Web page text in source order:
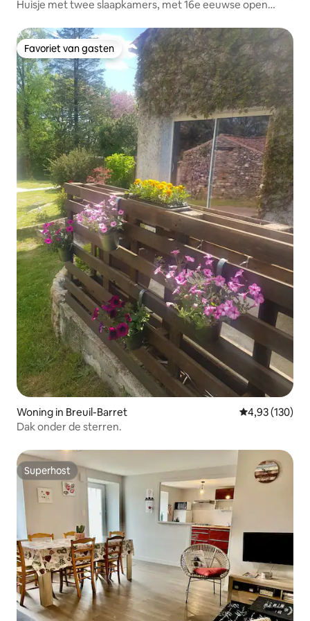
Huisje met twee slaapkamers, met 16e eeuwse open
Favoriet van gasten
Favoriet van gasten
Woning in Breuil-Barret Gemiddelde
4,93 (130)
Dak onder de sterren.
Superhost
Superhost